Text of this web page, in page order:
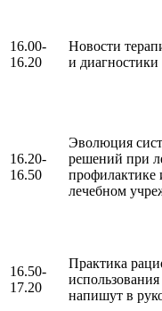
16.00-
16.20
Новости
и
16.20-
16.50
Эволюция
решений при
профилактике
лечебном
16.50-
17.20
Практика
напишут в